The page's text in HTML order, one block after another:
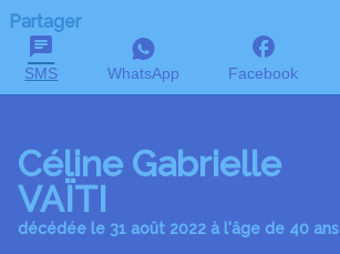
Partager
SMS WhatsApp Facebook
Céline Gabrielle
VAÏTI
décédée le 31 août 2022 à l'âge de 40 ans